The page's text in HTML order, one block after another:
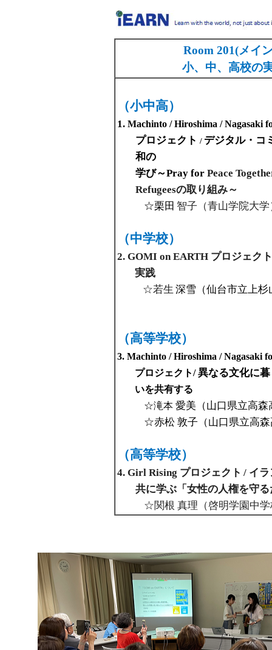
Room 201(メイ
小、中、高校の
（小中高）
1. Machinto / Hiroshima / Nagasaki
プロジェクト/ デジタル・コ
和の
学び～Pray forPeace
Refugeesの取り組み～
☆栗田 智子（青山学院大学
（中学校）
2. GOMI on EARTH プロジェク
実践
☆若生 深雪（仙台市立上杉
（高等学校）
3. Machinto / Hiroshima / Nagasaki
プロジェクト/異なる文化に
いを共
☆滝本 愛美（山口県立高森
☆赤松 敦子（山口県立高
（高等学校）
4. Girl Rising プロジェクト / イ
共に学ぶ「女性の人権を守
☆関根 真理（啓明学園中